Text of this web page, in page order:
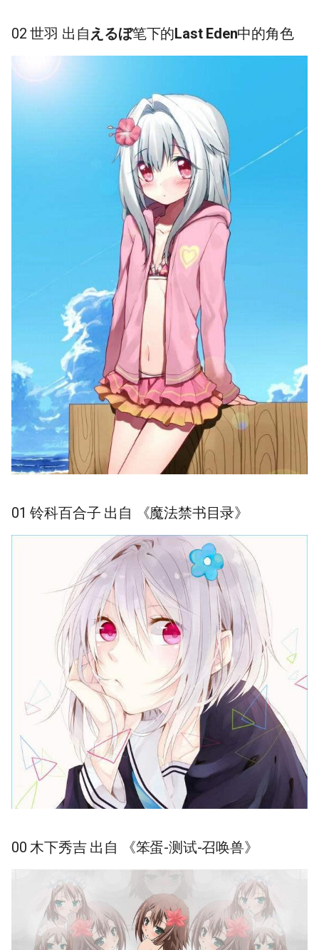
02 世羽 出自 えるぼ笔下的Last Eden中的角色
01 铃科百合子 出自 《魔法禁书目录》
00 木下秀吉 出自 《笨蛋-测试-召唤兽》